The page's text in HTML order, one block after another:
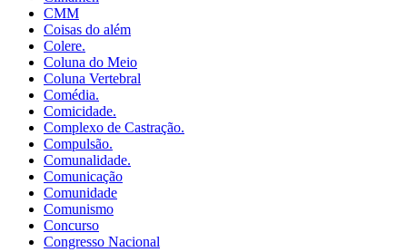
CMM
Coisas do além
Colere.
Coluna do Meio
Coluna Vertebral
Comédia.
Comicidade.
Complexo de Castração.
Compulsão.
Comunalidade.
Comunicação
Comunidade
Comunismo
Concurso
Congresso Nacional